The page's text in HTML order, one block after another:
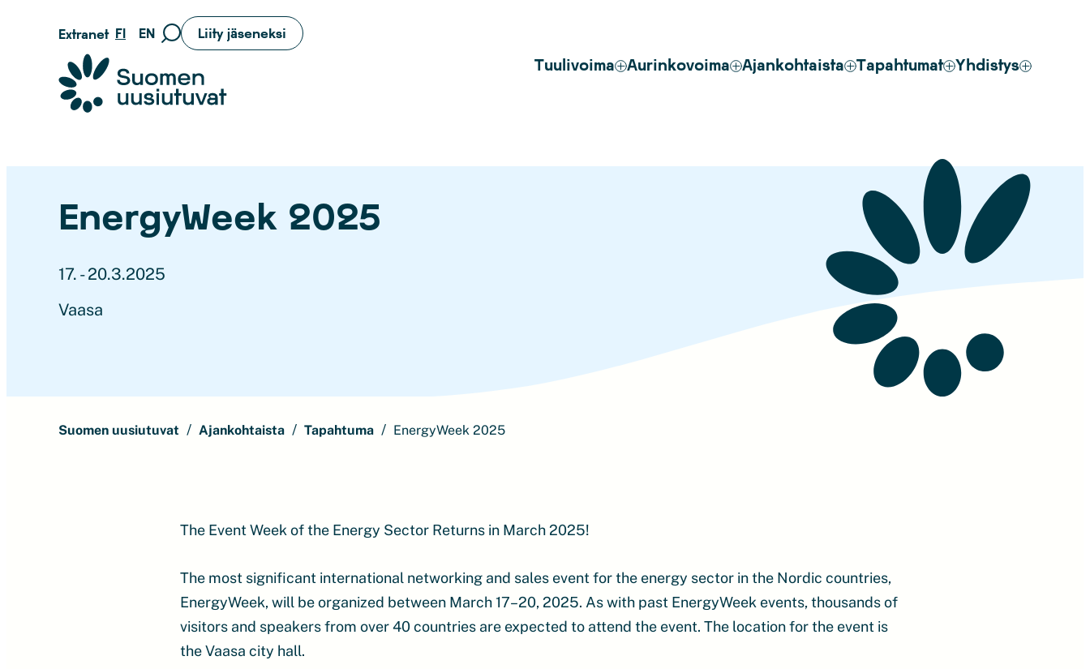
sisältöön
Extranet FI EN
Siirry
Liity jäseneksi
Suomen uusiutuvat ry
Tuulivoima Aurinkovoima Ajankohtaista Tapahtumat Yhdistys
EnergyWeek 2025
17. - 20.3.2025
Vaasa
Suomen uusiutuvat Ajankohtaista Tapahtuma EnergyWeek 2025
The Event Week of the Energy Sector Returns in March 2025!
The most significant international networking and sales event for the energy sector in the Nordic countries,
EnergyWeek, will be organized between March 17–20, 2025. As with past EnergyWeek events, thousands of
visitors and speakers from over 40 countries are expected to attend the event. The location for the event is
the Vaasa city hall.